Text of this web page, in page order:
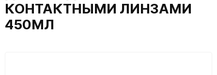
КОНТАКТНЫМИ ЛИНЗАМИ
450МЛ